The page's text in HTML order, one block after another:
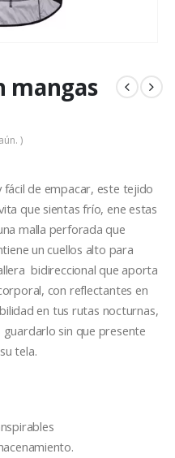
mangas
)
de empacar, este tejido
que sientas frío, ene estas
malla perforada que
un cuellos alto para
bidireccional que aporta
con reflectantes en
en tus rutas nocturnas,
sin que presente
tela.